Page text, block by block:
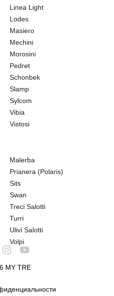
MY TRE
Linea Light
Lodes
Masiero
Mechini
Morosini
Pedret
Schonbek
Slamp
Sylcom
Vibia
Vistosi
Malerba
Prianera (Polaris)
Sits
Swan
Treci Salotti
Turri
Ulivi Salotti
Volpi